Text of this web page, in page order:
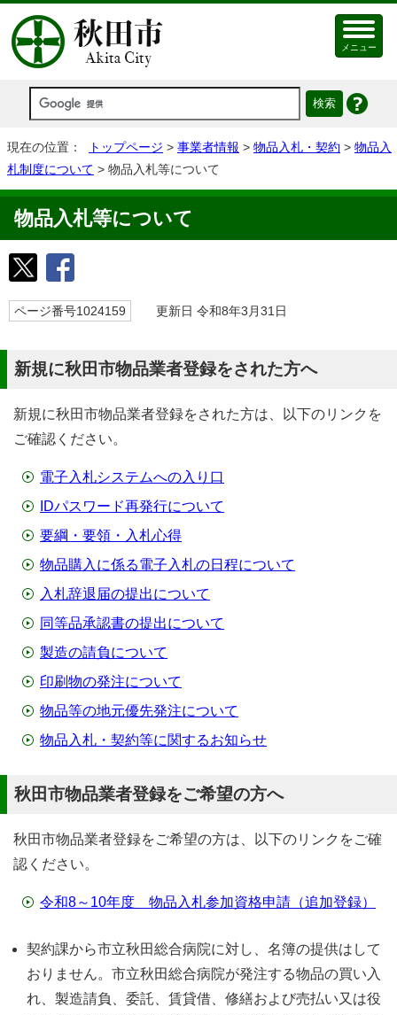
メニュー
現在の位置： トップページ > 事業者情報 > 物品入札・契約 > 物品入
札制度について > 物品入札等について
物品入札等について
ページ番号1024159 更新日 令和8年3月31日
新規に秋田市物品業者登録をされた方へ
新規に秋田市物品業者登録をされた方は、以下のリンクを
ご確認ください。
電子入札システムへの入り口
IDパスワード再発行について
要綱・要領・入札心得
物品購入に係る電子入札の日程について
入札辞退届の提出について
同等品承認書の提出について
製造の請負について
印刷物の発注について
物品等の地元優先発注について
物品入札・契約等に関するお知らせ
秋田市物品業者登録をご希望の方へ
秋田市物品業者登録をご希望の方は、以下のリンクをご確
認ください。
令和8～10年度 物品入札参加資格申請（追加登録）
契約課から市立秋田総合病院に対し、名簿の提供はして
おりません。市立秋田総合病院が発注する物品の買い入
れ、製造請負、委託、賃貸借、修繕および売払い又は役